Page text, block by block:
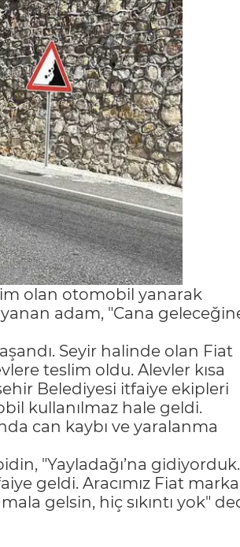
olan otomobil yanarak
adam, "Cana
Seyir halinde olan Fiat
teslim oldu. Alevler kısa
Belediyesi itfaiye ekipleri
kullanılmaz hale geldi.
can kaybı ve yaralanma
"Yayladağı’na gidiyorduk.
geldi. Aracımız Fiat marka
gelsin, hiç sıkıntı yok"